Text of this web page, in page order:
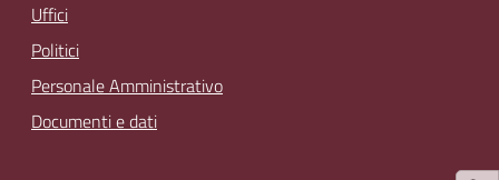
Seguici
su
Uffici
Politici
Personale Amministrativo
Documenti e dati